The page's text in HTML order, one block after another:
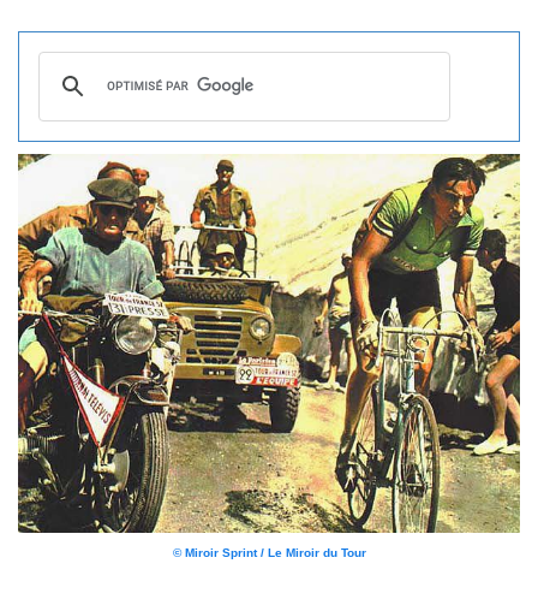
© Miroir Sprint / Le Miroir du Tour